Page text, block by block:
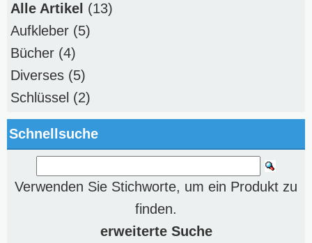
Alle Artikel (13)
Aufkleber (5)
Bücher (4)
Diverses (5)
Schlüssel (2)
Schnellsuche
Verwenden Sie Stichworte, um ein Produkt zu
finden.
erweiterte Suche